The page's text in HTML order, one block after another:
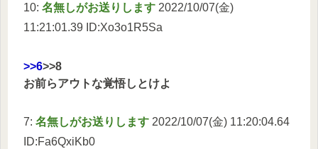
10: 名無しがお送りします 2022/10/07(金)
11:21:01.39 ID:Xo3o1R5Sa
>>6>>8
お前らアウトな覚悟しとけよ
7: 名無しがお送りします 2022/10/07(金) 11:20:04.64
ID:Fa6QxiKb0